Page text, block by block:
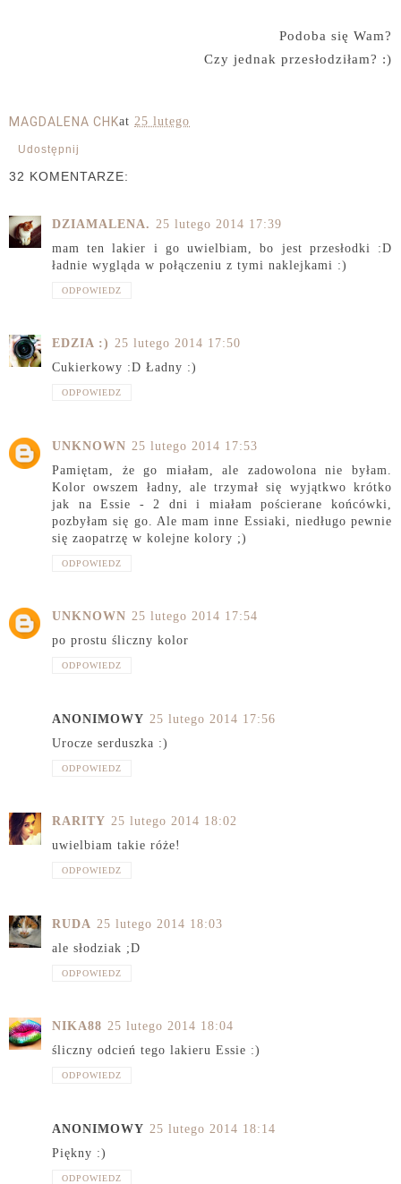
Podoba się Wam?
Czy jednak przesłodziłam? :)
MAGDALENA CHKat 25 lutego
Udostępnij
32 KOMENTARZE:
DZIAMALENA. 25 lutego 2014 17:39
mam ten lakier i go uwielbiam, bo jest przesłodki :D
ładnie wygląda w połączeniu z tymi naklejkami :)
ODPOWIEDZ
EDZIA :) 25 lutego 2014 17:50
Cukierkowy :D Ładny :)
ODPOWIEDZ
UNKNOWN 25 lutego 2014 17:53
Pamiętam, że go miałam, ale zadowolona nie byłam.
Kolor owszem ładny, ale trzymał się wyjątkwo krótko
jak na Essie - 2 dni i miałam pościerane końcówki,
pozbyłam się go. Ale mam inne Essiaki, niedługo pewnie
się zaopatrzę w kolejne kolory ;)
ODPOWIEDZ
UNKNOWN 25 lutego 2014 17:54
po prostu śliczny kolor
ODPOWIEDZ
ANONIMOWY 25 lutego 2014 17:56
Urocze serduszka :)
ODPOWIEDZ
RARITY 25 lutego 2014 18:02
uwielbiam takie róże!
ODPOWIEDZ
RUDA 25 lutego 2014 18:03
ale słodziak ;D
ODPOWIEDZ
NIKA88 25 lutego 2014 18:04
śliczny odcień tego lakieru Essie :)
ODPOWIEDZ
ANONIMOWY 25 lutego 2014 18:14
Piękny :)
ODPOWIEDZ